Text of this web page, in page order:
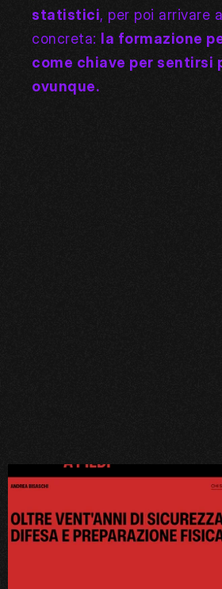
statistici, per poi arrivare
concreta: la formazione
come chiave per sentirsi
ovunque.